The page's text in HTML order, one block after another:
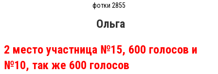
фотки 2855
Ольга
2 место участница №15, 600 голосов и
№10, так же 600 голосов